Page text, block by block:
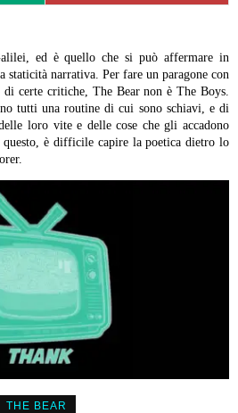
ed è quello che si può affermare in
staticità narrativa. Per fare un paragone con
certe critiche, The Bear non è The Boys.
tutti una routine di cui sono schiavi, e di
loro vite e delle cose che gli accadono
è difficile capire la poetica dietro lo
THE BEAR